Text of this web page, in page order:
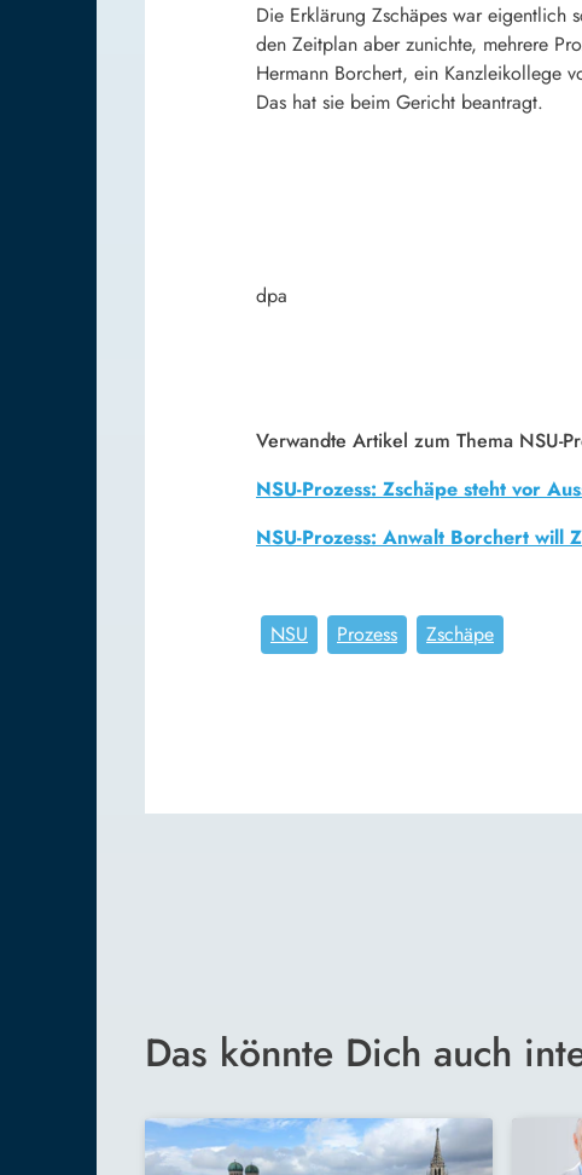
Die Erklärung Zschäpes war eigentlich
den Zeitplan aber zunichte, mehrere
Hermann Borchert, ein Kanzleikollege
Das hat sie beim Gericht beantragt.
dpa
Verwandte Artikel zum Thema NSU-
NSU-Prozess: Zschäpe steht vor
NSU-Prozess: Anwalt Borchert will
NSU Prozess Zschäpe
Das könnte Dich auch